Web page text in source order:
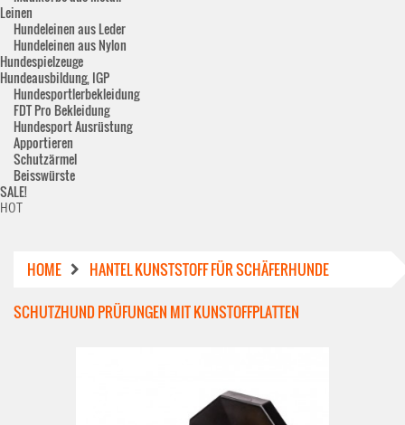
Leinen
Hundeleinen aus Leder
Hundeleinen aus Nylon
Hundespielzeuge
Hundeausbildung, IGP
Hundesportlerbekleidung
FDT Pro Bekleidung
Hundesport Ausrüstung
Apportieren
Schutzärmel
Beisswürste
SALE!
HOT
HOME
HANTEL KUNSTSTOFF FÜR SCHÄFERHUNDE
SCHUTZHUND PRÜFUNGEN MIT KUNSTOFFPLATTEN